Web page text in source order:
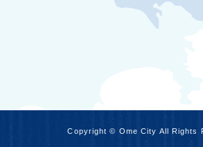
Copyright © Ome City All Rights